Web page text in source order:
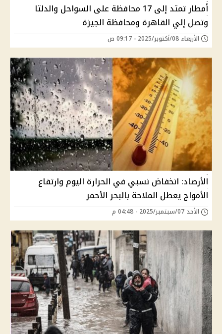
أمطار تمتد إلى 17 محافظة على السواحل والدلتا
وتصل إلي القاهرة ومحافظة الجيزة
الأربعاء 08/أكتوبر/2025 - 09:17 ص
الأرصاد: انخفاض نسبي في الحرارة اليوم وارتفاع
الأمواج يعطل الملاحة بالبحر الأحمر
الأحد 07/سبتمبر/2025 - 04:48 م